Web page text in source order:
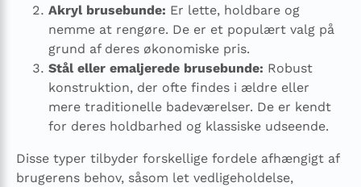
Akryl brusebunde: Er lette, holdbare og
nemme at rengøre. De er et populært valg på
grund af deres økonomiske pris.
Stål eller emaljerede brusebunde: Robust
konstruktion, der ofte findes i ældre eller
mere traditionelle badeværelser. De er kendt
for deres holdbarhed og klassiske udseende.
Disse typer tilbyder forskellige fordele afhængigt af
brugerens behov, såsom let vedligeholdelse,